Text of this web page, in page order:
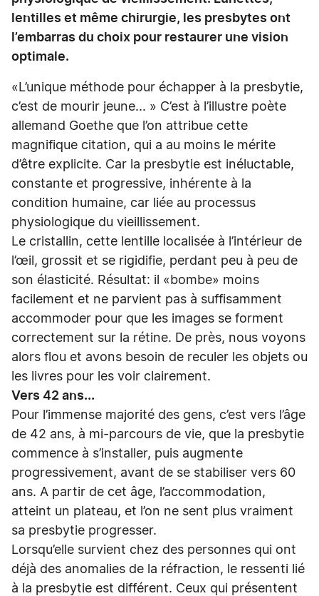
lentilles et même chirurgie, les presbytes ont
l’embarras du choix pour restaurer une vision
optimale.
«L’unique méthode pour échapper à la presbytie,
c’est de mourir jeune... » C’est à l’illustre poète
allemand Goethe que l’on attribue cette
magnifique citation, qui a au moins le mérite
d’être explicite. Car la presbytie est inéluctable,
constante et progressive, inhérente à la
condition humaine, car liée au processus
physiologique du vieillissement.
Le cristallin, cette lentille localisée à l’intérieur de
l’œil, grossit et se rigidifie, perdant peu à peu de
son élasticité. Résultat: il «bombe» moins
facilement et ne parvient pas à suffisamment
accommoder pour que les images se forment
correctement sur la rétine. De près, nous voyons
alors flou et avons besoin de reculer les objets ou
les livres pour les voir clairement.
Vers 42 ans...
Pour l’immense majorité des gens, c’est vers l’âge
de 42 ans, à mi-parcours de vie, que la presbytie
commence à s’installer, puis augmente
progressivement, avant de se stabiliser vers 60
ans. A partir de cet âge, l’accommodation,
atteint un plateau, et l’on ne sent plus vraiment
sa presbytie progresser.
Lorsqu’elle survient chez des personnes qui ont
déjà des anomalies de la réfraction, le ressenti lié
à la presbytie est différent. Ceux qui présentent